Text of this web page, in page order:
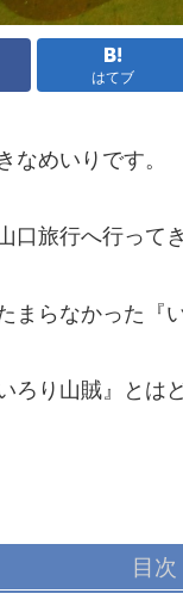
はてブ
なめいりです。
口旅行へ行って
まらなかった『
ろり山賊』とは
目次